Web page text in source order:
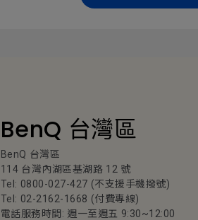
BenQ 台灣區
BenQ 台灣區
114 台灣內湖區基湖路 12 號
Tel: 0800-027-427 (不支援手機撥號)
Tel: 02-2162-1668 (付費專線)
電話服務時間: 週一至週五 9:30~12:00